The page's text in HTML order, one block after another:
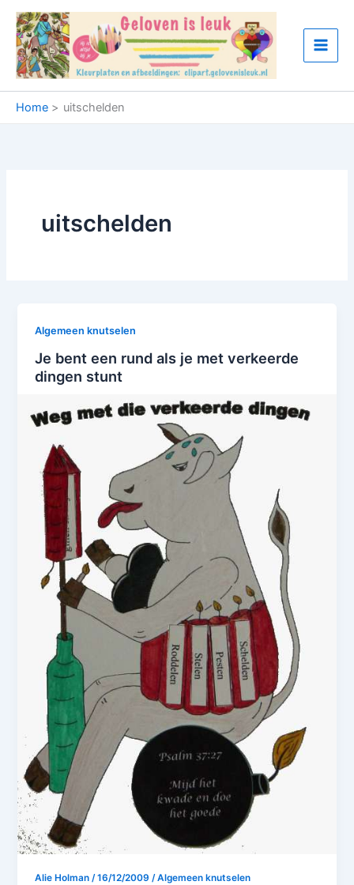
naar
inhoud
Home uitschelden
uitschelden
Algemeen knutselen
Je bent een rund als je met verkeerde
dingen stunt
Alie Holman/16/12/2009/Algemeen knutselen